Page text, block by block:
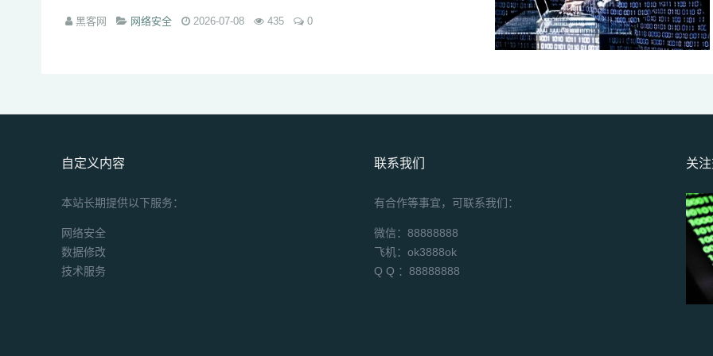
黑客网 网络安全 2026-07-08 435 0
自定义内容
本站长期提供以下服务：
网络安全
数据修改
技术服务
联系我们
有合作等事宜，可联系我们：
微信：88888888
飞机：ok3888ok
Q Q ：88888888
关